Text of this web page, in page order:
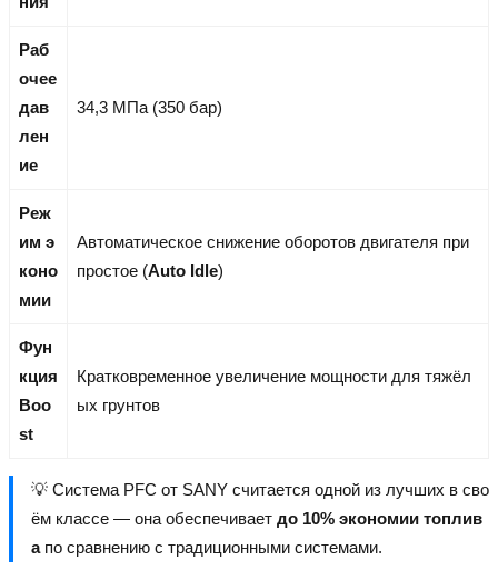
Раб
очее
дав
лен
ие
34,3 МПа (350 бар)
Реж
им э
коно
мии
Автоматическое снижение оборотов двигателя при
простое (Auto Idle)
Фун
кция
Boo
st
Кратковременное увеличение мощности для тяжёл
ых грунтов
💡 Система PFC от SANY считается одной из лучших в сво
ём классе — она обеспечивает до 10% экономии топлив
апо сравнению с традиционными системами.